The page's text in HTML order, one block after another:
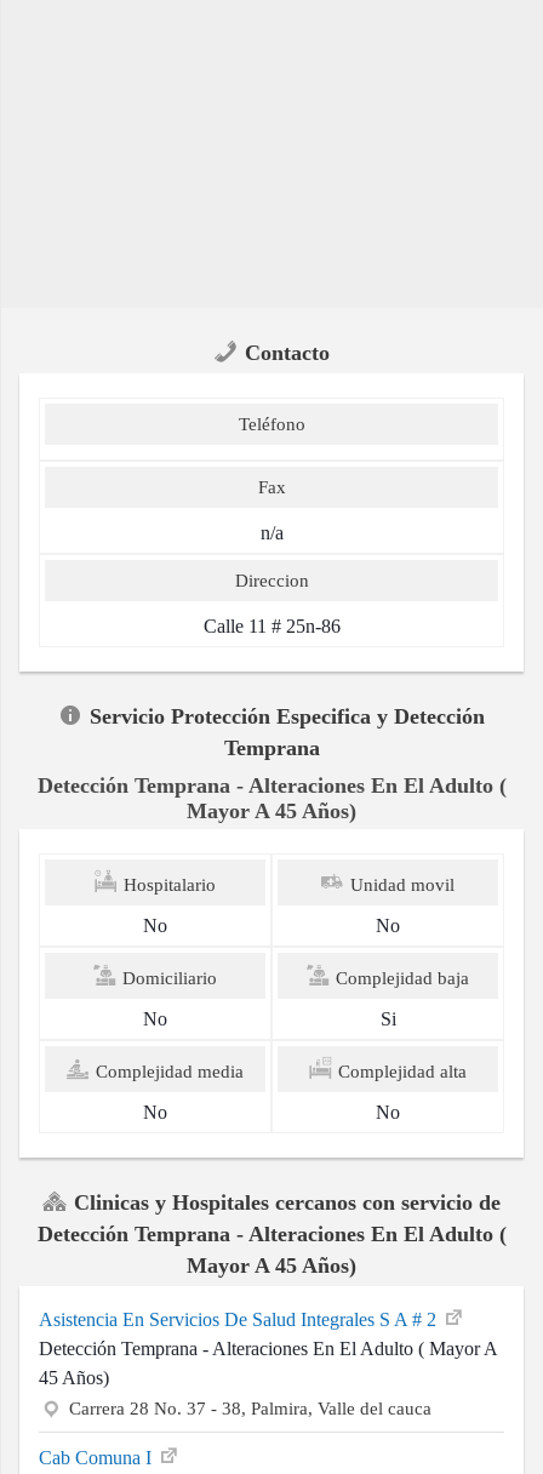
Contacto
Teléfono
Fax
n/a
Direccion
Calle 11 # 25n-86
Servicio Protección Especifica y Detección
Temprana
Detección Temprana - Alteraciones En El Adulto (
Mayor A 45 Años)
Hospitalario
No
Unidad movil
No
Domiciliario
No
Complejidad baja
Si
Complejidad media
No
Complejidad alta
No
Clinicas y Hospitales cercanos con servicio de
Detección Temprana - Alteraciones En El Adulto (
Mayor A 45 Años)
Asistencia En Servicios De Salud Integrales S A # 2
Detección Temprana - Alteraciones En El Adulto ( Mayor A
45 Años)
Carrera 28 No. 37 - 38, Palmira, Valle del cauca
Cab Comuna I